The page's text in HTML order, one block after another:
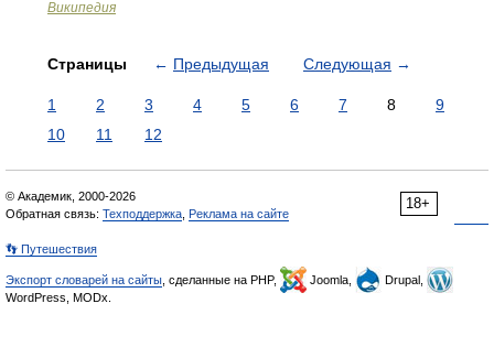
Википедия
Страницы ← Предыдущая Следующая →
1 2 3 4 5 6 7 8
9
10
11 12
18+
© Академик, 2000-2026
Обратная связь: Техподдержка Реклама на сайте
👣 Путешествия
Экспорт словарей на сайты , сделанные на PHP, Joomla,
Drupal,
WordPress, MODx.